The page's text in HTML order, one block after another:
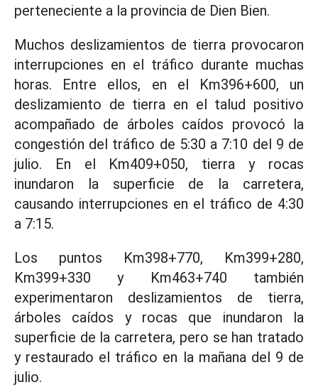
perteneciente a la provincia de Dien Bien.
Muchos deslizamientos de tierra provocaron
interrupciones en el tráfico durante muchas
horas. Entre ellos, en el Km396+600, un
deslizamiento de tierra en el talud positivo
acompañado de árboles caídos provocó la
congestión del tráfico de 5:30 a 7:10 del 9 de
julio. En el Km409+050, tierra y rocas
inundaron la superficie de la carretera,
causando interrupciones en el tráfico de 4:30
a 7:15.
Los puntos Km398+770, Km399+280,
Km399+330 y Km463+740 también
experimentaron deslizamientos de tierra,
árboles caídos y rocas que inundaron la
superficie de la carretera, pero se han tratado
y restaurado el tráfico en la mañana del 9 de
julio.